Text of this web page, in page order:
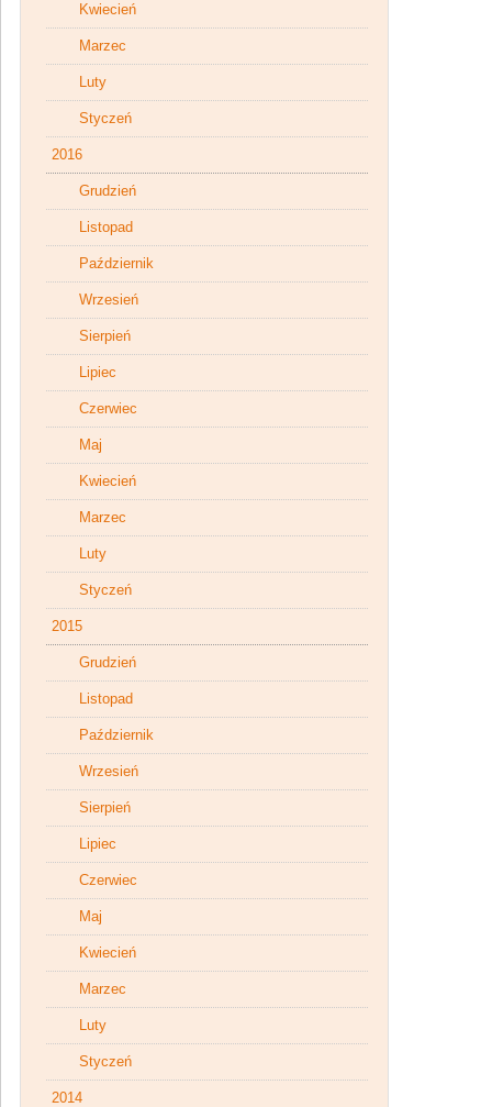
Kwiecień
Marzec
Luty
Styczeń
2016
Grudzień
Listopad
Październik
Wrzesień
Sierpień
Lipiec
Czerwiec
Maj
Kwiecień
Marzec
Luty
Styczeń
2015
Grudzień
Listopad
Październik
Wrzesień
Sierpień
Lipiec
Czerwiec
Maj
Kwiecień
Marzec
Luty
Styczeń
2014